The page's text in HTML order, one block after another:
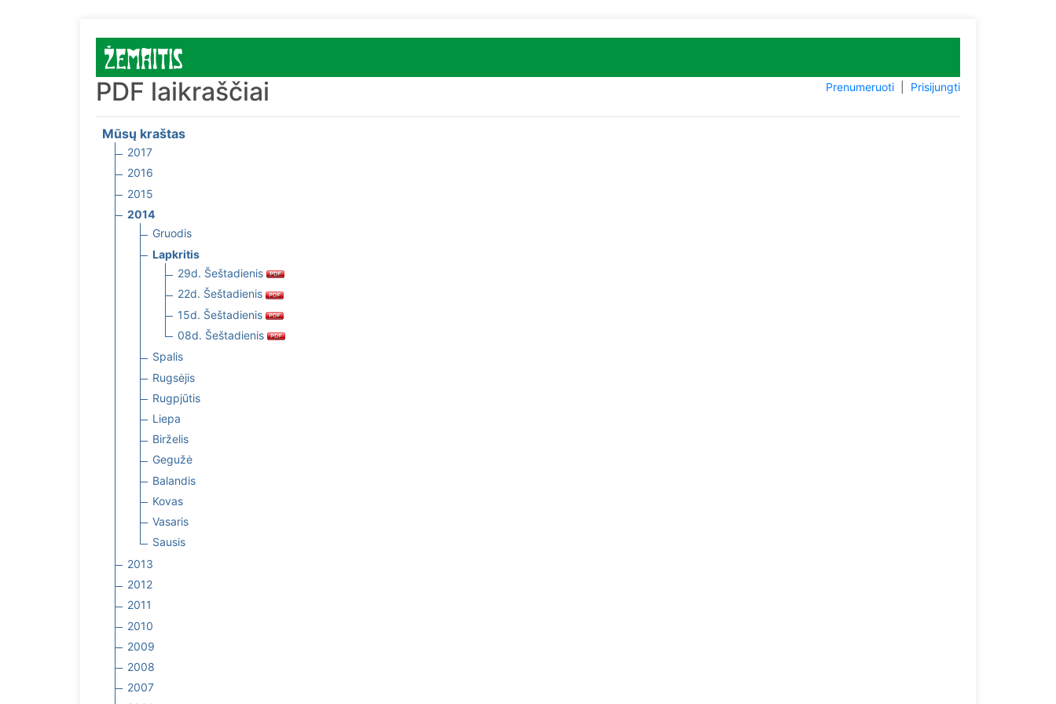
PDF laikraščiai Prenumeruoti| Prisijungti
Mūsų kraštas
2017
2016
2015
2014
Gruodis
Lapkritis
29d. Šeštadienis
22d. Šeštadienis
15d. Šeštadienis
08d. Šeštadienis
Spalis
Rugsėjis
Rugpjūtis
Liepa
Birželis
Gegužė
Balandis
Kovas
Vasaris
Sausis
2013
2012
2011
2010
2009
2008
2007